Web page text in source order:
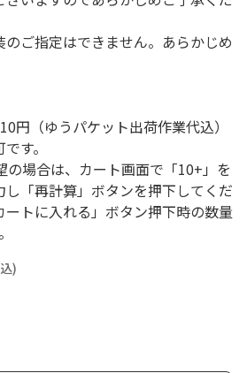
のご指定はできません。あらかじめ
円（ゆうパケット出荷作業代込）
す。
場合は、カート画面で「10+」を
「再計算」ボタンを押下してくだ
ートに入れる」ボタン押下時の数量
)